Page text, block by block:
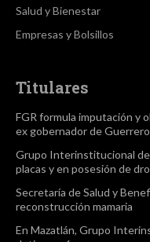
Salud y Bienestar
Empresas y Bolsillos
Titulares
FGR formula imputación y
ex gobernador de Guerrero
Grupo Interinstitucional
placas y en posesión de
Secretaría de Salud y
reconstrucción mamaria
En Mazatlán, Grupo